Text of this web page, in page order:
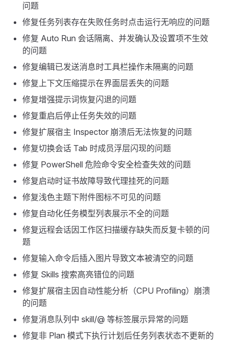
问题
修复任务列表存在失败任务时点击运行无响应的问题
修复 Auto Run 会话隔离、并发确认及设置项不生效
的问题
修复编辑已发送消息时工具栏操作未隔离的问题
修复上下文压缩提示在界面层丢失的问题
修复增强提示词恢复闪退的问题
修复重启后停止任务失效的问题
修复扩展宿主 Inspector 崩溃后无法恢复的问题
修复切换会话 Tab 时成员浮层闪现的问题
修复 PowerShell 危险命令安全检查失效的问题
修复启动时证书故障导致代理挂死的问题
修复浅色主题下附件图标不可见的问题
修复自动化任务模型列表展示不全的问题
修复远程会话因工作区扫描缓存缺失而反复卡顿的问
题
修复输入命令后插入图片导致文本被清空的问题
修复 Skills 搜索高亮错位的问题
修复扩展宿主因自动性能分析（CPU Profiling）崩溃
的问题
修复消息队列中 skill/@ 等标签展示异常的问题
修复非 Plan 模式下执行计划后任务列表状态不更新的